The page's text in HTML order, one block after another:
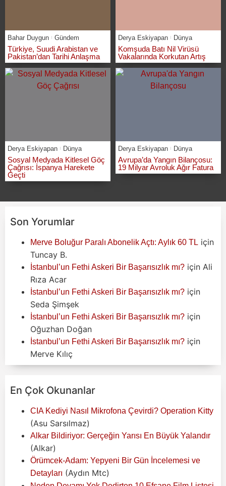
Bahar Duygun Gündem
Türkiye, Suudi Arabistan ve
Pakistan’dan Tarihi Anlaşma
Derya Eskiyapan Dünya
Komşuda Batı Nil Virüsü
Vakalarında Korkutan Artış
Derya Eskiyapan Dünya
Sosyal Medyada Kitlesel Göç
Çağrısı: İspanya Harekete
Geçti
Derya Eskiyapan Dünya
Avrupa’da Yangın Bilançosu:
19 Milyar Avroluk Ağır Fatura
Son Yorumlar
Merve Boluğur Paralı Abonelik Açtı: Aylık 60 TL için
Tuncay B.
İstanbul’un Fethi Askeri Bir Başarısızlık mı? için Ali
Rıza Acar
İstanbul’un Fethi Askeri Bir Başarısızlık mı? için
Seda Şimşek
İstanbul’un Fethi Askeri Bir Başarısızlık mı? için
Oğuzhan Doğan
İstanbul’un Fethi Askeri Bir Başarısızlık mı? için
Merve Kılıç
En Çok Okunanlar
CIA Kediyi Nasıl Mikrofona Çevirdi? Operation Kitty
(Asu Sarsılmaz)
Alkar Bildiriyor: Gerçeğin Yarısı En Büyük Yalandır
(Alkar)
Örümcek-Adam: Yepyeni Bir Gün İncelemesi ve
Detayları (Aydın Mtc)